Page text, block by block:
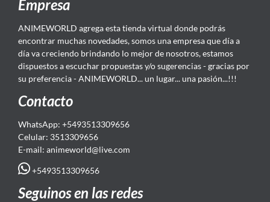
Empresa
ANIMEWORLD agrega esta tienda virtual donde podrás
encontrar muchas novedades, somos una empresa que día a
día va creciendo brindando lo mejor de nosotros, estamos
dispuestos a escuchar propuestas y/o sugerencias - gracias por
su preferencia - ANIMEWORLD... un lugar... una pasión...!!!
Contacto
WhatsApp: +5493513309656
Celular: 3513309656
E-mail: animeworld@live.com
+5493513309656
Seguinos en las redes